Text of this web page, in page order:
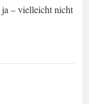
– vielleicht nicht so